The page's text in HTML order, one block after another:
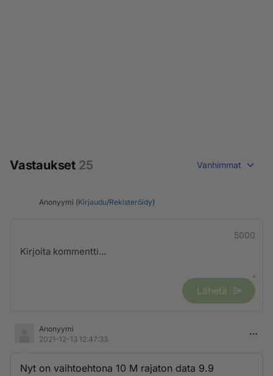
Vastaukset 25 Vanhimmat
Anonyymi (Kirjaudu/Rekisteröidy)
5000
Lähetä
Anonyymi
2021-12-13 12:47:33
Nyt on vaihtoehtona 10 M rajaton data 9.9